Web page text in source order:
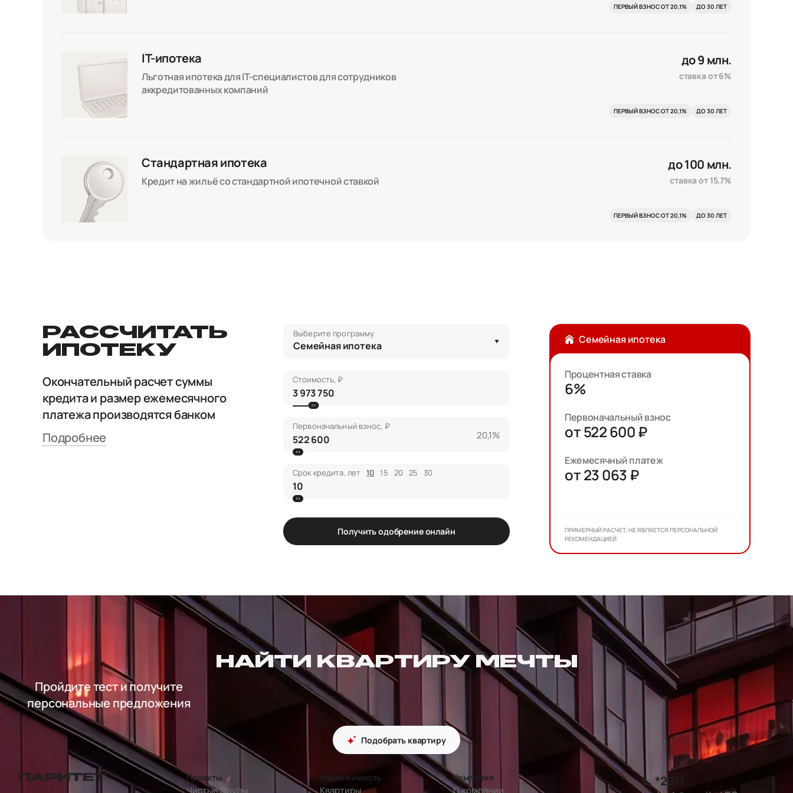
ПЕРВЫЙ ВЗНОС ОТ 20,1% ДО 30 ЛЕТ
IT-ипотека
Льготная ипотека для IT-специалистов для сотрудников
аккредитованных компаний
до 9 млн.
ставка от 6%
ПЕРВЫЙ ВЗНОС ОТ 20,1% ДО 30 ЛЕТ
Стандартная ипотека
Кредит на жильё со стандартной ипотечной ставкой
до 100 млн.
ставка от 15,7%
ПЕРВЫЙ ВЗНОС ОТ 20,1% ДО 30 ЛЕТ
РАССЧИТАТЬ
ИПОТЕКУ
Окончательный расчет суммы
кредита и размер ежемесячного
платежа производятся банком
Подробнее
Выберите программу
Семейная ипотека
Стоимость, ₽
Первоначальный взнос, ₽
20,1%
Срок кредита, лет 10 15 20 25 30
Получить одобрение онлайн
Семейная ипотека
Процентная ставка
6%
Первоначальный взнос
от 522 600 ₽
Ежемесячный платеж
от 23 063 ₽
ПРИМЕРНЫЙ РАСЧЕТ, НЕ ЯВЛЯЕТСЯ ПЕРСОНАЛЬНОЙ
РЕКОМЕНДАЦИЕЙ
НАЙТИ КВАРТИРУ МЕЧТЫ
Пройдите тест и получите
персональные предложения
Подобрать квартиру
перейти на главную страницу
Проекты
Чистые Пруды
Недвижимость
Квартиры
Компания
О компании
*2011